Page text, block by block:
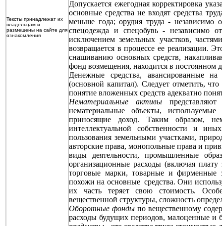
Тексты принадлежат их
владельцам и
размещены на сайте для
ознакомления
Допускается ежегодная корректировка
основные средства не входят средства
меньше года; орудия труда - независимо
спецодежда и спецобувь -
исключением земельных участков,
возвращается в процессе ее реализации.
снашиванию основных средств,
фонд возмещения, находится в постоянном
Денежные средства, авансированные
(основной капитал). Следует отметить,
понятие вложенных средств адекватно
Нематериальные активы
нематериальные объекты,
приносящие доход. Таким образом,
интеллектуальной собственности и
пользования земельными участками,
авторские права, монопольные права и
виды деятельности, промышленные
организационные расходы (включая
торговые марки, товарные и фирменные
похожи на основные средства. Они
их часть теряет свою стоимость.
вещественной структуры, сложность
Оборотные фонды по вещественному
расходы будущих периодов, малоценные и